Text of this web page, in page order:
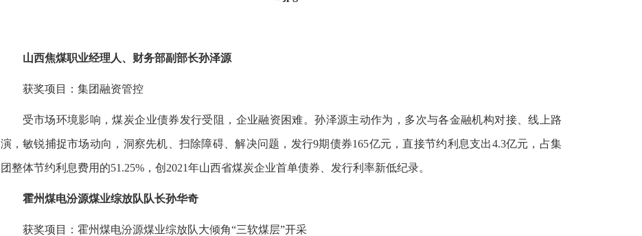
山西焦煤职业经理人、财务部副部长孙泽源
获奖项目：集团融资管控
受市场环境影响，煤炭企业债券发行受阻，企业融资困难。孙泽源主动作为，多次与各金融机构对接、线上路
演，敏锐捕捉市场动向，洞察先机、扫除障碍、解决问题，发行9期债券165亿元，直接节约利息支出4.3亿元，占集
团整体节约利息费用的51.25%，创2021年山西省煤炭企业首单债券、发行利率新低纪录。
霍州煤电汾源煤业综放队队长孙华奇
获奖项目：霍州煤电汾源煤业综放队大倾角“三软煤层”开采